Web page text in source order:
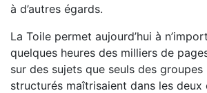
à d’autres égards.
La Toile permet aujourd’hui à
quelques heures des milliers de
sur des sujets que seuls des
structurés maîtrisaient dans les deux